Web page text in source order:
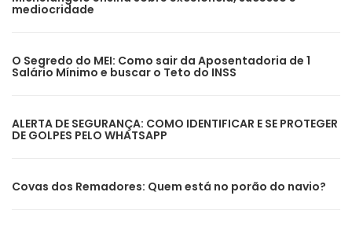
mediocridade
O Segredo do MEI: Como sair da Aposentadoria de 1
Salário Mínimo e buscar o Teto do INSS
ALERTA DE SEGURANÇA: COMO IDENTIFICAR E SE PROTEGER
DE GOLPES PELO WHATSAPP
Covas dos Remadores: Quem está no porão do navio?